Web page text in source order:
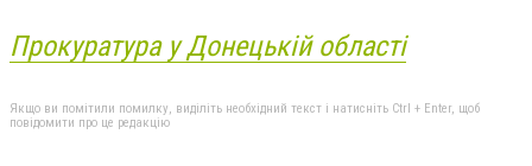
Прокуратура у Донецькій області
Якщо ви помітили помилку, виділіть необхідний текст і натисніть Ctrl + Enter, щоб
повідомити про це редакцію